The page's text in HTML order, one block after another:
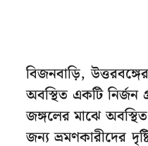
বিজনবাড়ি,
অবস্থিত একটি নির্জন
জঙ্গলের মাঝে
জন্য ভ্রমণকারীদের